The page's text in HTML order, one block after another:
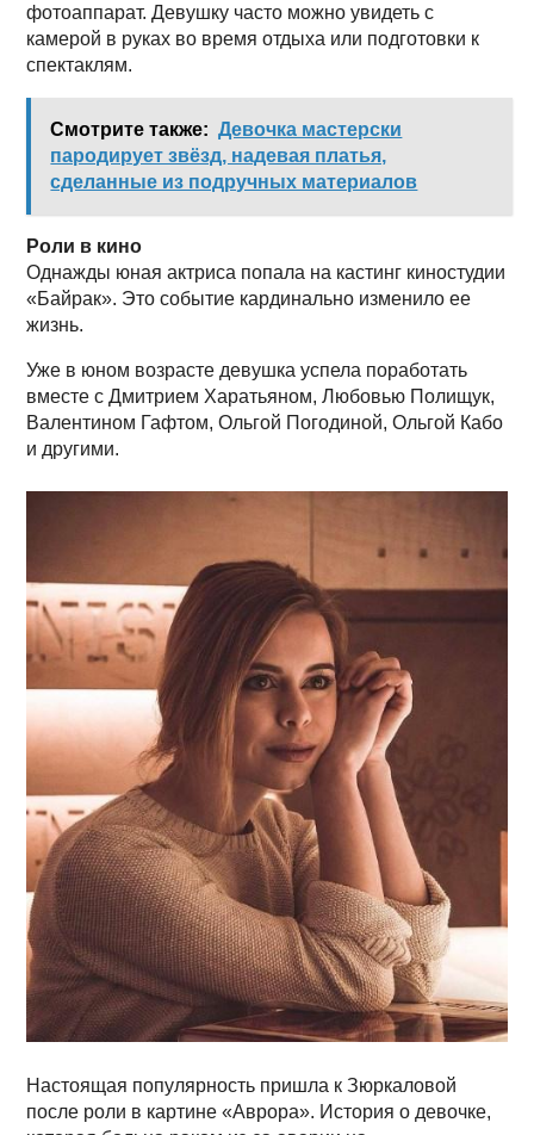
фотоаппарат. Девушку часто можно увидеть с
камерой в руках во время отдыха или подготовки к
спектаклям.
Смотрите также: Девочка мастерски
пародирует звёзд, надевая платья,
сделанные из подручных материалов
Роли в кино
Однажды юная актриса попала на кастинг киностудии
«Байрак». Это событие кардинально изменило ее
жизнь.
Уже в юном возрасте девушка успела поработать
вместе с Дмитрием Харатьяном, Любовью Полищук,
Валентином Гафтом, Ольгой Погодиной, Ольгой Кабо
и другими.
Настоящая популярность пришла к Зюркаловой
после роли в картине «Аврора». История о девочке,